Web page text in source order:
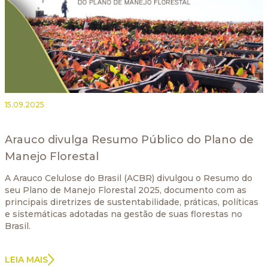
15.09.2025
Arauco divulga Resumo Público do Plano de
Manejo Florestal
A Arauco Celulose do Brasil (ACBR) divulgou o Resumo do
seu Plano de Manejo Florestal 2025, documento com as
principais diretrizes de sustentabilidade, práticas, políticas
e sistemáticas adotadas na gestão de suas florestas no
Brasil.
LEIA MAIS